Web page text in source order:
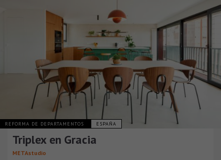
REFORMA DE DEPARTAMENTOS ESPAÑA
Triplex en Gracia
METAstudio